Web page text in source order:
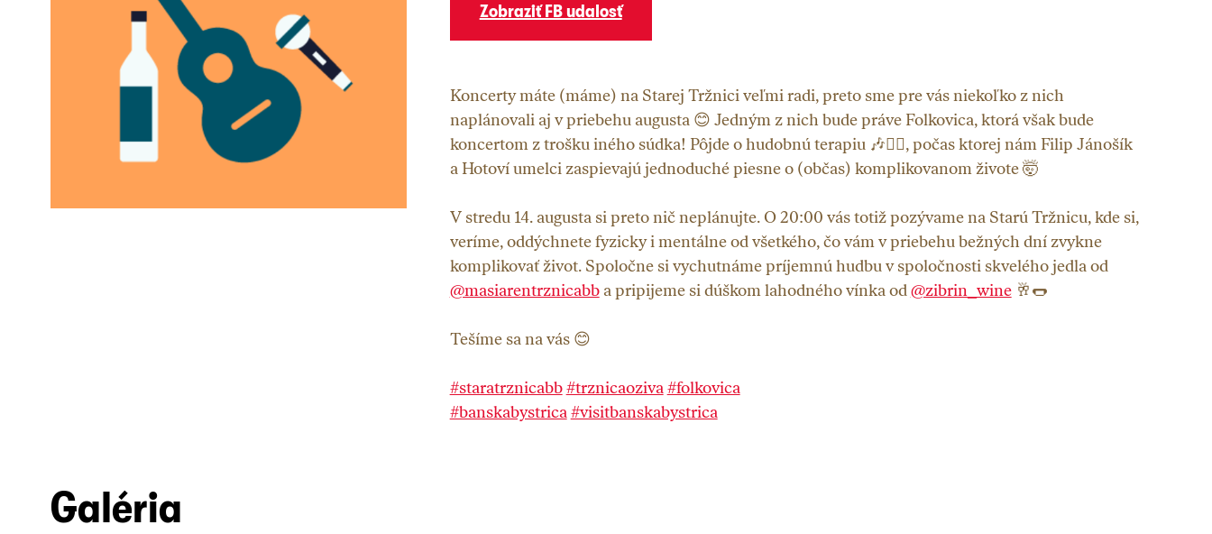
Zobraziť FB udalosť
Koncerty máte (máme) na Starej Tržnici veľmi radi, preto sme pre vás niekoľko z nich
naplánovali aj v priebehu augusta 😊 Jedným z nich bude práve Folkovica, ktorá však bude
koncertom z trošku iného súdka! Pôjde o hudobnú terapiu 🎶🧘‍♀️, počas ktorej nám Filip Jánošík
a Hotoví umelci zaspievajú jednoduché piesne o (občas) komplikovanom živote 🤯
V stredu 14. augusta si preto nič neplánujte. O 20:00 vás totiž pozývame na Starú Tržnicu, kde si,
veríme, oddýchnete fyzicky i mentálne od všetkého, čo vám v priebehu bežných dní zvykne
komplikovať život. Spoločne si vychutnáme príjemnú hudbu v spoločnosti skvelého jedla od
@masiarentrznicabba pripijeme si dúškom lahodného vínka od@zibrin_wine🥂🌭
Tešíme sa na vás 😊
#staratrznicabb#trznicaoziva#folkovica
#banskabystrica#visitbanskabystrica
Galéria